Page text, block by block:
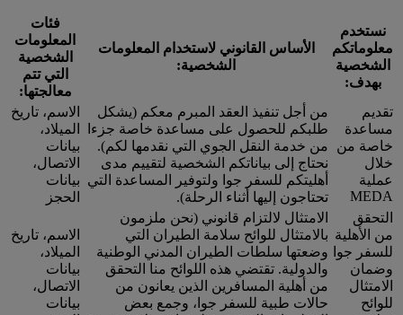
نستخدم
معلوماتكم
الشخصية
بهدف:
الأساس القانوني لاستخدام المعلومات
الشخصية:
فئات
المعلومات
الشخصية
التي تتم
معالجتها:
تقديم
مساعدة
خاصة من
خلال
عملية
MEDA
من أجل تنفيذ العقد المبرم معكم (يشكل
طلبكم للحصول على مساعدة خاصة جزءا
من خدمة النقل الجوي التي نقدمها لكم).
نحتاج إلى بياناتكم الشخصية لتقييم مدى
أهليتكم للسفر جوا ولتوفير المساعدة التي
تحتاجون إليها أثناء الرحلة).
الاسم، تاريخ
الميلاد،
بيانات
الاتصال،
بيانات
الحجز
التحقق
من الأهلية
للسفر جوا
وضمان
الامتثال
للوائح
الامتثال لالتزام قانوني (نحن ملزمون
بالامتثال للوائح سلامة الطيران التي
وضعتها سلطات الطيران المدني الوطنية
والدولية. تقتضي هذه اللوائح منا التحقق
من أهلية المسافرين الذين يعانون من
حالات طبية للسفر جوا، وجمع بعض
الاسم، تاريخ
الميلاد،
بيانات
الاتصال،
بيانات